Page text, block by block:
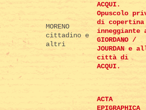
MORENO
cittadino e
altri
ACQUI.
Opuscolo
di copertina
inneggiante
GIORDANO /
JOURDAN e
città di
ACQUI.
ACTA
EPIGRAPHICA